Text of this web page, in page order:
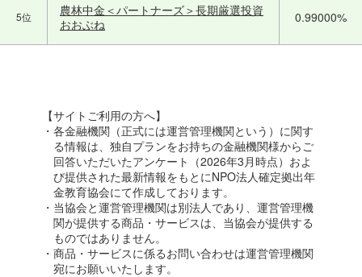
5位
農林中金＜パートナーズ＞長期厳選投資
おおぶね
0.99000%
【サイトご利用の方へ】
・各金融機関（正式には運営管理機関という）に関す
る情報は、独自プランをお持ちの金融機関様からご
回答いただいたアンケート（2026年3月時点）およ
び提供された最新情報をもとにNPO法人確定拠出年
金教育協会にて作成しております。
・当協会と運営管理機関は別法人であり、運営管理機
関が提供する商品・サービスは、当協会が提供する
ものではありません。
・商品・サービスに係るお問い合わせは運営管理機関
宛にお願いいたします。